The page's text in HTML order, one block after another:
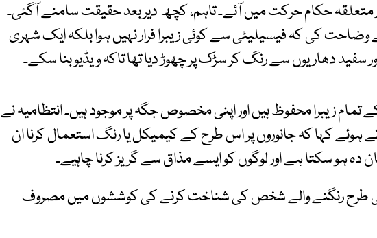
متعلقہ حکام حرکت میں آئے۔ تاہم، کچھ دیر بعد حقیقت سامنے آگئی۔
وضاحت کی کہ فیسیلیٹی سے کوئی زیبرا فرار نہیں ہوا بلکہ ایک شہری
سفید دھاریوں سے رنگ کر سڑک پر چھوڑ دیا تھا تاکہ ویڈیو بنا سکے۔
تمام زیبرا محفوظ ہیں اور اپنی مخصوص جگہ پر موجود ہیں۔ انتظامیہ نے
کہا کہ جانوروں پر اس طرح کے کیمیکل یا رنگ استعمال کرنا ان
ہو سکتا ہے اور لوگوں کو ایسے مذاق سے گریز کرنا چاہیے۔
طرح رنگنے والے شخص کی شناخت کرنے کی کوششوں میں مصروف